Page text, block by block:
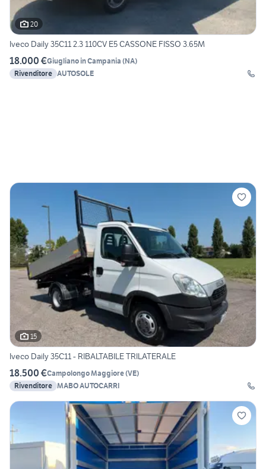
20
Iveco Daily 35C11 2.3 110CV E5 CASSONE FISSO 3.65M
18.000 €Giugliano in Campania (NA)
Rivenditore AUTOSOLE
15
Iveco Daily 35C11 - RIBALTABILE TRILATERALE
18.500 €Campolongo Maggiore(VE)
Rivenditore MABO AUTOCARRI